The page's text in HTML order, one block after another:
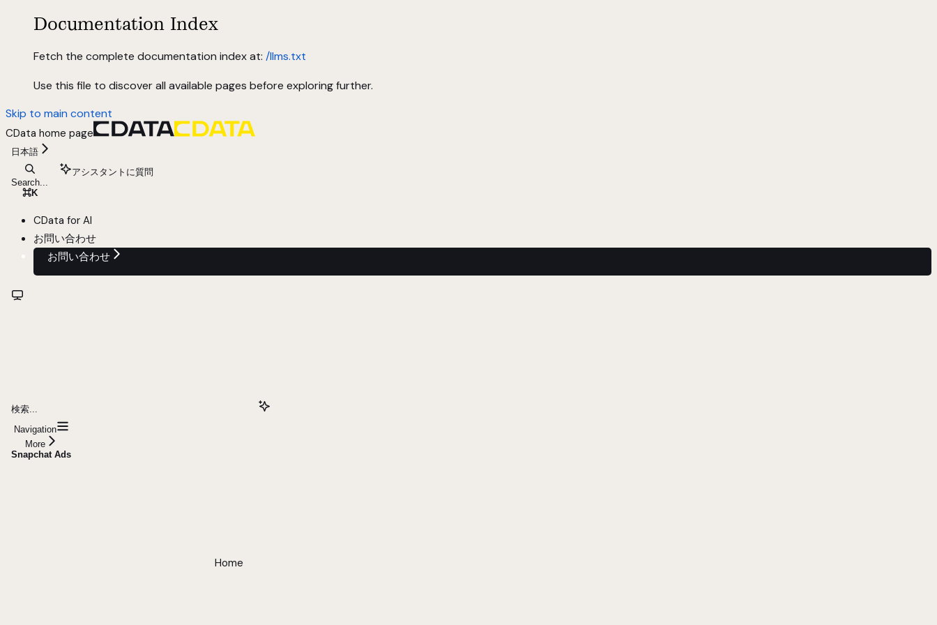
Documentation Index
Fetch the complete documentation index at: /llms.txt
Use this file to discover all available pages before exploring further.
Skip to main content
CData home page
日本語
Search...
⌘K
アシスタントに質問
CData for AI
お問い合わせ
お問い合わせ
検索...
Navigation
More
Snapchat Ads
Home